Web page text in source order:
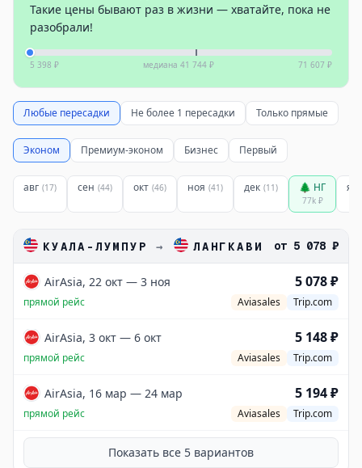
Такие цены бывают раз в жизни — хватайте, пока не
разобрали!
5 398 ₽ медиана 41 744 ₽ 71 607 ₽
Любые пересадки Не более 1 пересадки Только прямые
Эконом Премиум-эконом Бизнес Первый
авг (17) сен (44) окт (46) ноя (41) дек (11) 🌲 НГ
77k₽
КУАЛА-ЛУМПУР → ЛАНГКАВИ от 5 078 ₽
AirAsia, 22 окт — 3 ноя 5 078 ₽
прямой рейс Aviasales Trip.com
AirAsia, 3 окт — 6 окт 5 148 ₽
прямой рейс Aviasales Trip.com
AirAsia, 16 мар — 24 мар 5 194 ₽
прямой рейс Aviasales Trip.com
Показать все 5 вариантов